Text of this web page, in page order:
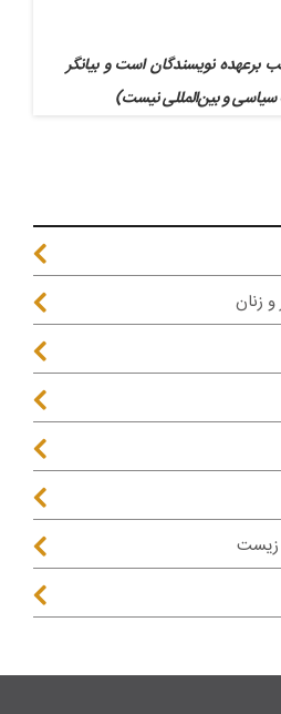
نویسندگان است و بیانگر
سیاسی و بین‌المللی نیست)
زنان
زیست